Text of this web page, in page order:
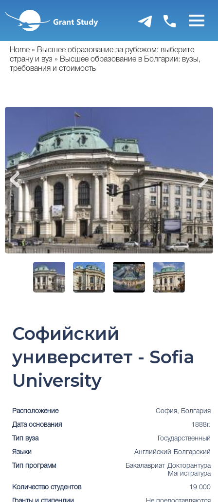
основному
содержанию
Home
Высшее образование за рубежом: выберите
страну и вуз
Высшее образование в Болгарии: вузы,
требования и стоимость
Софийский
университет - Sofia
University
Расположение София, Болгария
Дата основания 1888г.
Тип вуза Государственный
Языки Английский Болгарский
Тип программ Бакалавриат Докторантура
Магистратура
Количество студентов 19 000